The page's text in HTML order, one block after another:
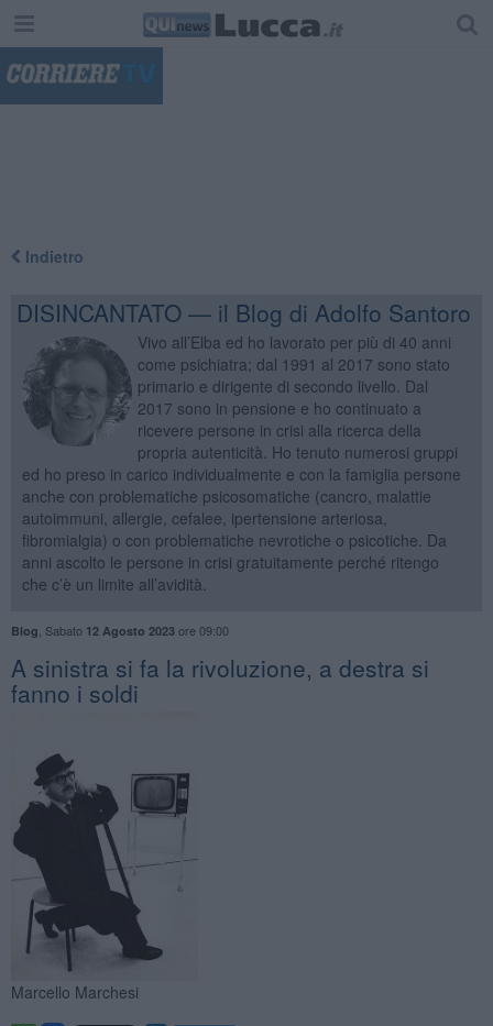
Indietro
DISINCANTATO — il Blog di Adolfo Santoro
Vivo all’Elba ed ho lavorato per più di 40 anni
come psichiatra; dal 1991 al 2017 sono stato
primario e dirigente di secondo livello. Dal
2017 sono in pensione e ho continuato a
ricevere persone in crisi alla ricerca della
propria autenticità. Ho tenuto numerosi gruppi
ed ho preso in carico individualmente e con la famiglia persone
anche con problematiche psicosomatiche (cancro, malattie
autoimmuni, allergie, cefalee, ipertensione arteriosa,
fibromialgia) o con problematiche nevrotiche o psicotiche. Da
anni ascolto le persone in crisi gratuitamente perché ritengo
che c’è un limite all’avidità.
Blog Sabato 12 Agosto 2023ore 09:00
​A sinistra si fa la rivoluzione, a destra si
fanno i soldi
Marcello Marchesi